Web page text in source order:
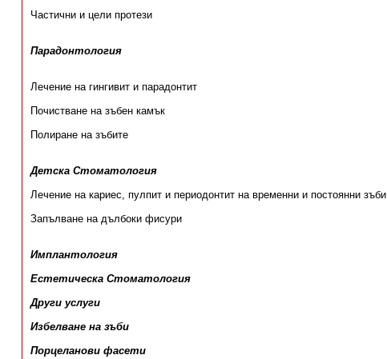
Частични и цели протези
Парадонтология
Лечение на гингивит и парадонтит
Почистване на зъбен камък
Полиране на зъбите
Детска Стоматология
Лечение на кариес, пулпит и периодонтит на временни и постоянни зъби
Запълване на дълбоки фисури
Имплантология
Естетическа Стоматология
Други услуги
Избелване на зъби
Порцеланови фасети